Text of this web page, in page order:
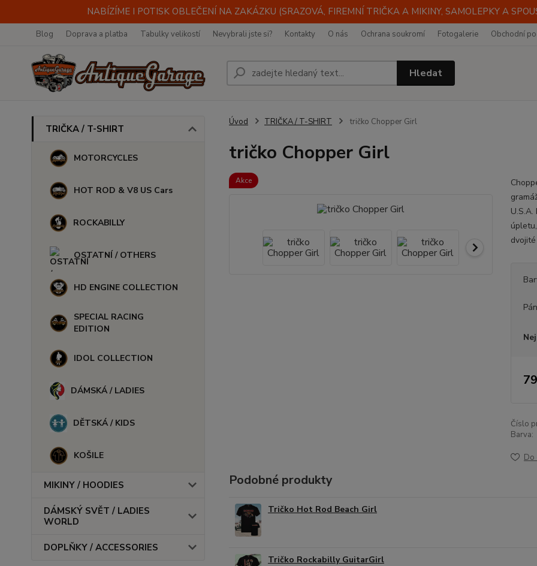
NABÍZÍME I POTISK OBLEČENÍ NA ZAKÁZKU (SRAZOVÁ, FIREMNÍ TRIČKA A MIKINY, SAMOLEPKY A
Blog Doprava a platba Tabulky velikostí Nevybrali jste si? Kontakty O nás Ochrana soukromí Fotogalerie Obchodní
Hledat
TRIČKA / T-SHIRT
MOTORCYCLES
HOT ROD & V8 US Cars
ROCKABILLY
OSTATNÍ / OTHERS
HD ENGINE COLLECTION
SPECIAL RACING
EDITION
IDOL COLLECTION
DÁMSKÁ / LADIES
DĚTSKÁ / KIDS
KOŠILE
MIKINY / HOODIES
DÁMSKÝ SVĚT / LADIES
WORLD
DOPLŇKY / ACCESSORIES
Úvod TRIČKA / T-SHIRT tričko Chopper Girl
tričko Chopper Girl
Akce
Číslo
Barva:
Do
Podobné produkty
Tričko Hot Rod Beach Girl
Tričko Rockabilly GuitarGirl